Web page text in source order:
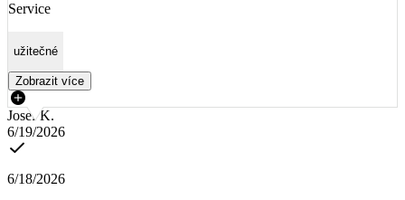
Service
užitečné
Zobrazit více
Josef K.
6/19/2026
6/18/2026